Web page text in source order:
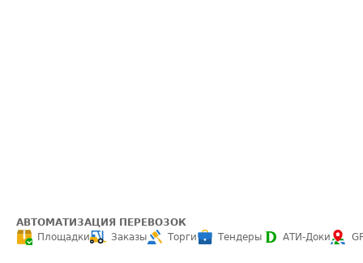
АВТОМАТИЗАЦИЯ ПЕРЕВОЗОК
Площадки
Заказы Торги Тендеры АТИ-Доки